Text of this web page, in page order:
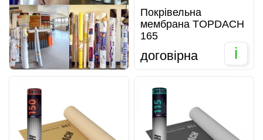
Покрівельна
мембрана TOPDACH
165
договірна i